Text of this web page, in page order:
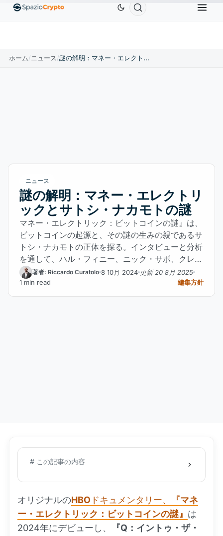
EthereumETH$1,880.58 TetherUSDT $0.9991 BNB
ホーム/ニュース/ 謎の解明：マネー・エレクトリックとサトシ・ナカモトの謎
ニュース
謎の解明：マネー・エレクトリ
ックとサトシ・ナカモトの謎
マネー・エレクトリック：ビットコインの謎』は、
ビットコインの起源と、その謎の生みの親であるサ
トシ・ナカモトの正体を探る。インタビューと分析
を通して、ハル・フィニー、ニック・サボ、クレイ
グ・ライトといった人物についての推測を明らかに
する。
著者: Riccardo Curatolo 8 10月 2024 更新 20 8月 2025
1 min read
編集方針
# この記事の内容
オリジナルのHBO ドキュメンタリー、
『マネ
ー・エレクトリック：ビットコインの謎』 は
2024年にデビューし、
『Q：イントゥ・ザ・